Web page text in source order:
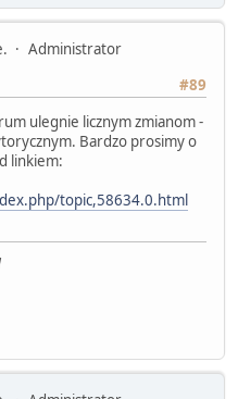
Administrator
#89
ulegnie licznym zmianom -
Bardzo prosimy o
linkiem:
topic,58634.0.html